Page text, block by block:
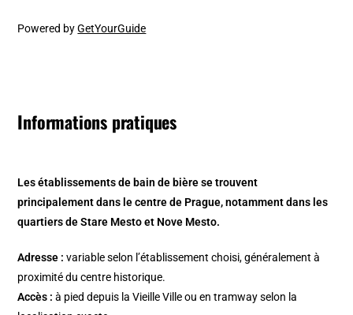
Powered byGetYourGuide
Informations pratiques
Les établissements de bain de bière se trouvent
principalement dans le centre de Prague, notamment dans les
quartiers de Stare Mesto et Nove Mesto.
Adresse :variable selon l’établissement choisi, généralement à
proximité du centre historique.
Accès :à pied depuis la Vieille Ville ou en tramway selon la